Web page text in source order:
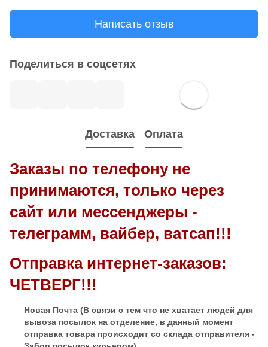
Написать отзыв
Поделиться в соцсетях
Доставка Оплата
Заказы по телефону не
принимаются, только через
сайт или мессенджеры -
телеграмм, вайбер, ватсап!!!
Отправка интернет-заказов:
ЧЕТВЕРГ!!!
Новая Почта (В связи с тем что не хватает людей для
вывоза посылок на отделение, в данный момент
отправка товара происходит со склада отправителя -